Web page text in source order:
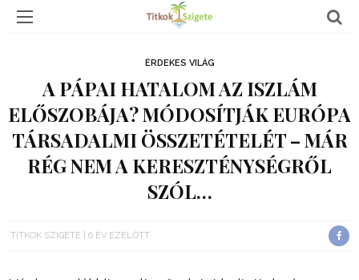
ÉRDEKES VILÁG
A PÁPAI HATALOM AZ ISZLÁM
ELŐSZOBÁJA? MÓDOSÍTJÁK EURÓPA
TÁRSADALMI ÖSSZETÉTELÉT – MÁR
RÉG NEM A KERESZTÉNYSÉGRŐL
SZÓL…
TITKOK SZIGETE 6 ÉV EZELŐTT